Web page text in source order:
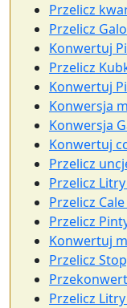
Przelicz
Przelicz
Konwertuj
Przelicz
Konwertuj
Konwersja
Konwersja
Konwertuj
Przelicz
Przelicz
Przelicz
Przelicz
Konwertuj
Przelicz
Przelicz